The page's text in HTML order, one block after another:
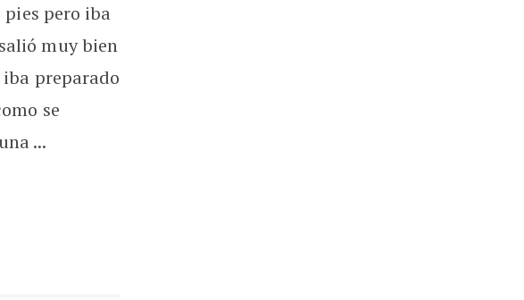
pero iba
muy bien
preparado
se
...